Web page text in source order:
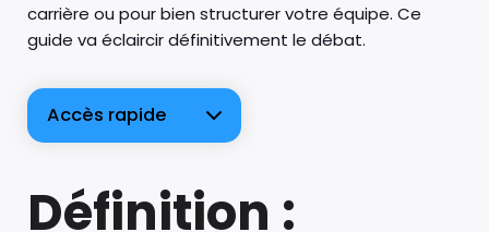
carrière ou pour bien structurer votre équipe. Ce
guide va éclaircir définitivement le débat.
Accès rapide
Définition :